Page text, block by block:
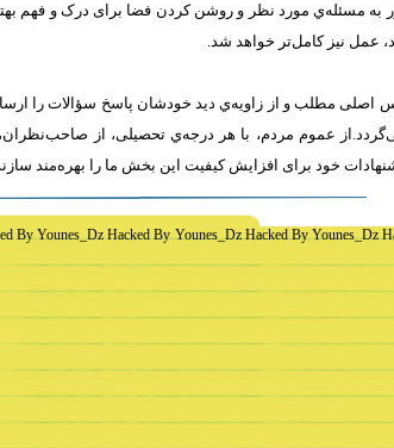
به مسئله‌ي مورد نظر و روشن کردن فضا برای درک و فهم
عمل‌ نیز کامل‌تر خواهد شد.
مطلب و از زاویه‌ي دید خودشان پاسخ سؤالات را
عموم مردم، با هر درجه‌ي تحصیلی، از
خود برای افزایش کیفیت اين بخش ما را بهره‌مند
By Younes_Dz Hacked By Younes_Dz Hacked By Younes_Dz